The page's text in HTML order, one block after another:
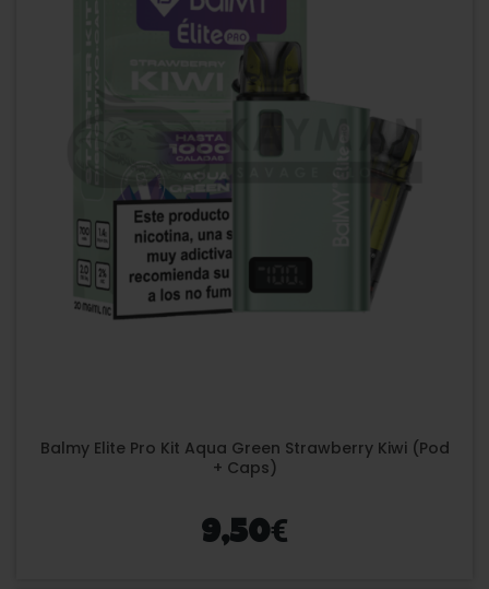
Balmy Elite Pro Kit Aqua Green Strawberry Kiwi (Pod
+ Caps)
9,50€